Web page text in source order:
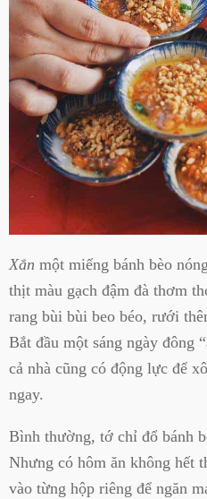
Xắn một miếng bánh bèo
thịt màu gạch đậm đà thơm
rang bùi bùi beo béo, rưới
Bắt đầu một sáng ngày đông
cả nhà cũng có động lực để
ngay.
Bình thường, tớ chỉ đổ bánh
Nhưng có hôm ăn không hết
vào từng hộp riêng để ngăn